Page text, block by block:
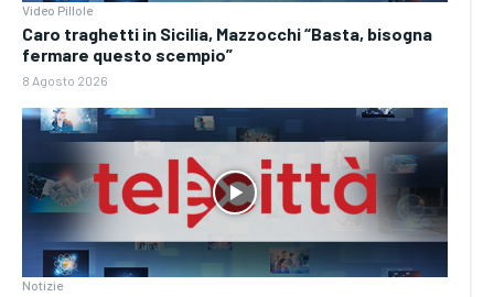
Video Pillole
Caro traghetti in Sicilia, Mazzocchi “Basta, bisogna
fermare questo scempio”
8 Agosto 2026
Notizie